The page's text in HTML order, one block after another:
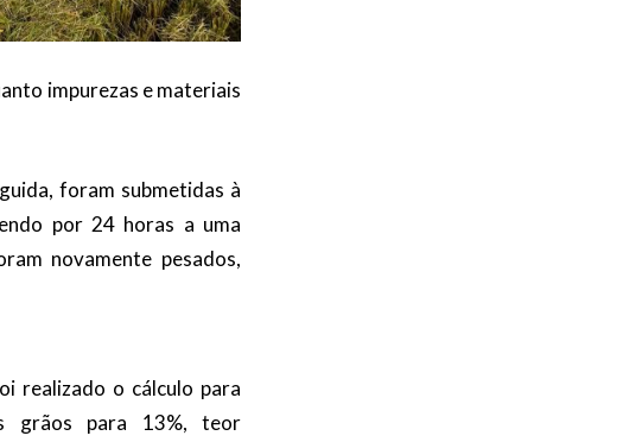
impurezas e materiais
foram submetidas à
por 24 horas a uma
novamente pesados,
realizado o cálculo para
grãos para 13%, teor